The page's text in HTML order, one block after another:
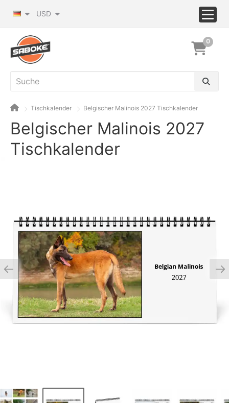
USD
0
Tischkalender Belgischer Malinois 2027 Tischkalender
Belgischer Malinois 2027
Tischkalender